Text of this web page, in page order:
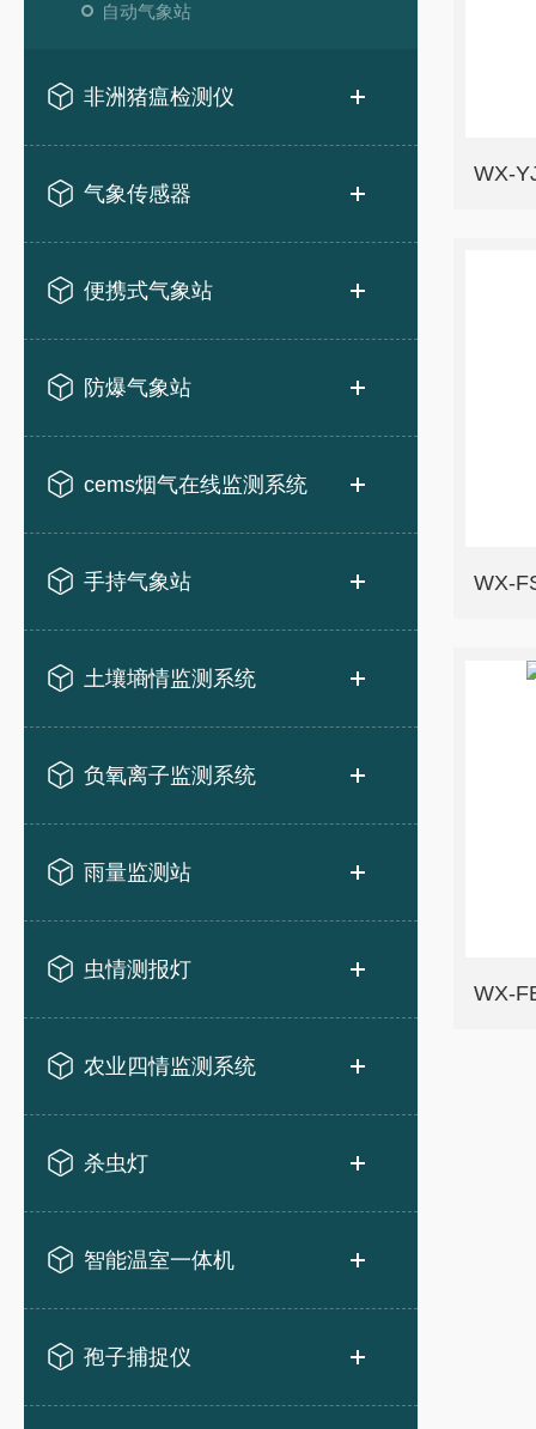
自动气象站
非洲猪瘟检测仪
气象传感器
便携式气象站
防爆气象站
cems烟气在线监测系统
手持气象站
土壤墒情监测系统
负氧离子监测系统
雨量监测站
虫情测报灯
农业四情监测系统
杀虫灯
智能温室一体机
孢子捕捉仪
WX-
WX-
WX-